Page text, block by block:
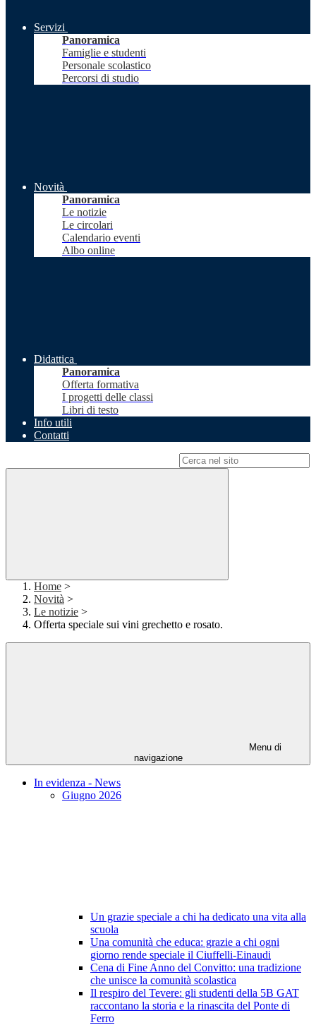
Servizi
Panoramica
Famiglie e studenti
Personale scolastico
Percorsi di studio
Novità
Panoramica
Le notizie
Le circolari
Calendario eventi
Albo online
Didattica
Panoramica
Offerta formativa
I progetti delle classi
Libri di testo
Info utili
Contatti
Home >
Novità >
Le notizie >
Offerta speciale sui vini grechetto e rosato.
Menu di
navigazione
In evidenza - News
Giugno 2026
Un grazie speciale a chi ha dedicato una vita alla
scuola
Una comunità che educa: grazie a chi ogni
giorno rende speciale il Ciuffelli-Einaudi
Cena di Fine Anno del Convitto: una tradizione
che unisce la comunità scolastica
Il respiro del Tevere: gli studenti della 5B GAT
raccontano la storia e la rinascita del Ponte di
Ferro